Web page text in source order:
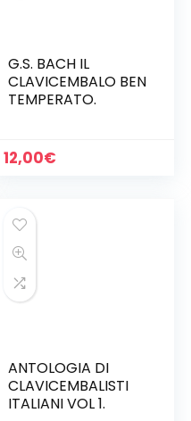
G.S. BACH IL
CLAVICEMBALO BEN
TEMPERATO.
12,00€
ANTOLOGIA DI
CLAVICEMBALISTI
ITALIANI VOL 1.